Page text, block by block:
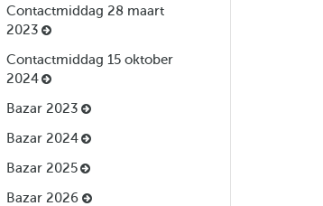
Contactmiddag 28 maart
2023
Contactmiddag 15 oktober
2024
Bazar 2023
Bazar 2024
Bazar 2025
Bazar 2026